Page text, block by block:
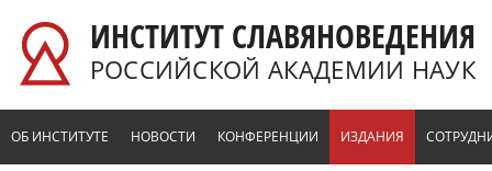
ИНСТИТУТ СЛАВЯНОВЕДЕНИЯ
РОССИЙСКОЙ АКАДЕМИИ НАУК
ОБ ИНСТИТУТЕ НОВОСТИ КОНФЕРЕНЦИИ ИЗДАНИЯ